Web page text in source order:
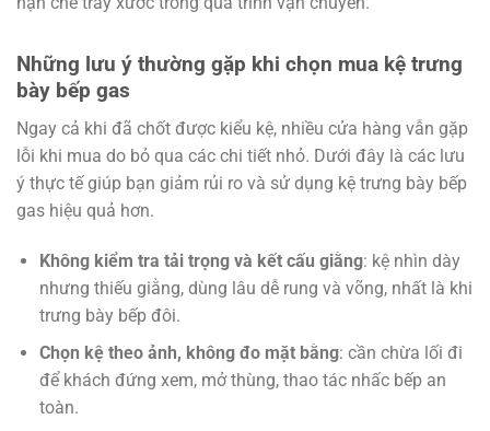
Những lưu ý thường gặp khi chọn mua kệ trưng
bày bếp gas
Ngay cả khi đã chốt được kiểu kệ, nhiều cửa hàng vẫn gặp
lỗi khi mua do bỏ qua các chi tiết nhỏ. Dưới đây là các lưu
ý thực tế giúp bạn giảm rủi ro và sử dụng kệ trưng bày bếp
gas hiệu quả hơn.
Không kiểm tra tải trọng và kết cấu giằng: kệ nhìn dày
nhưng thiếu giằng, dùng lâu dễ rung và võng, nhất là khi
trưng bày bếp đôi.
Chọn kệ theo ảnh, không đo mặt bằng: cần chừa lối đi
để khách đứng xem, mở thùng, thao tác nhấc bếp an
toàn.